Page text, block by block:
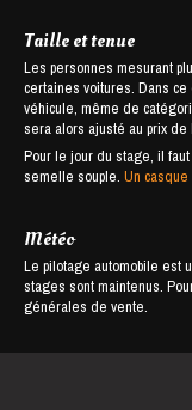
Taille et tenue
Les personnes mesurant
certaines voitures. Dans
véhicule, même de
sera alors ajusté au prix
Pour le jour du stage, il
semelle souple.Un
Météo
Le pilotage automobile est
stages sont maintenus.
générales de vente.